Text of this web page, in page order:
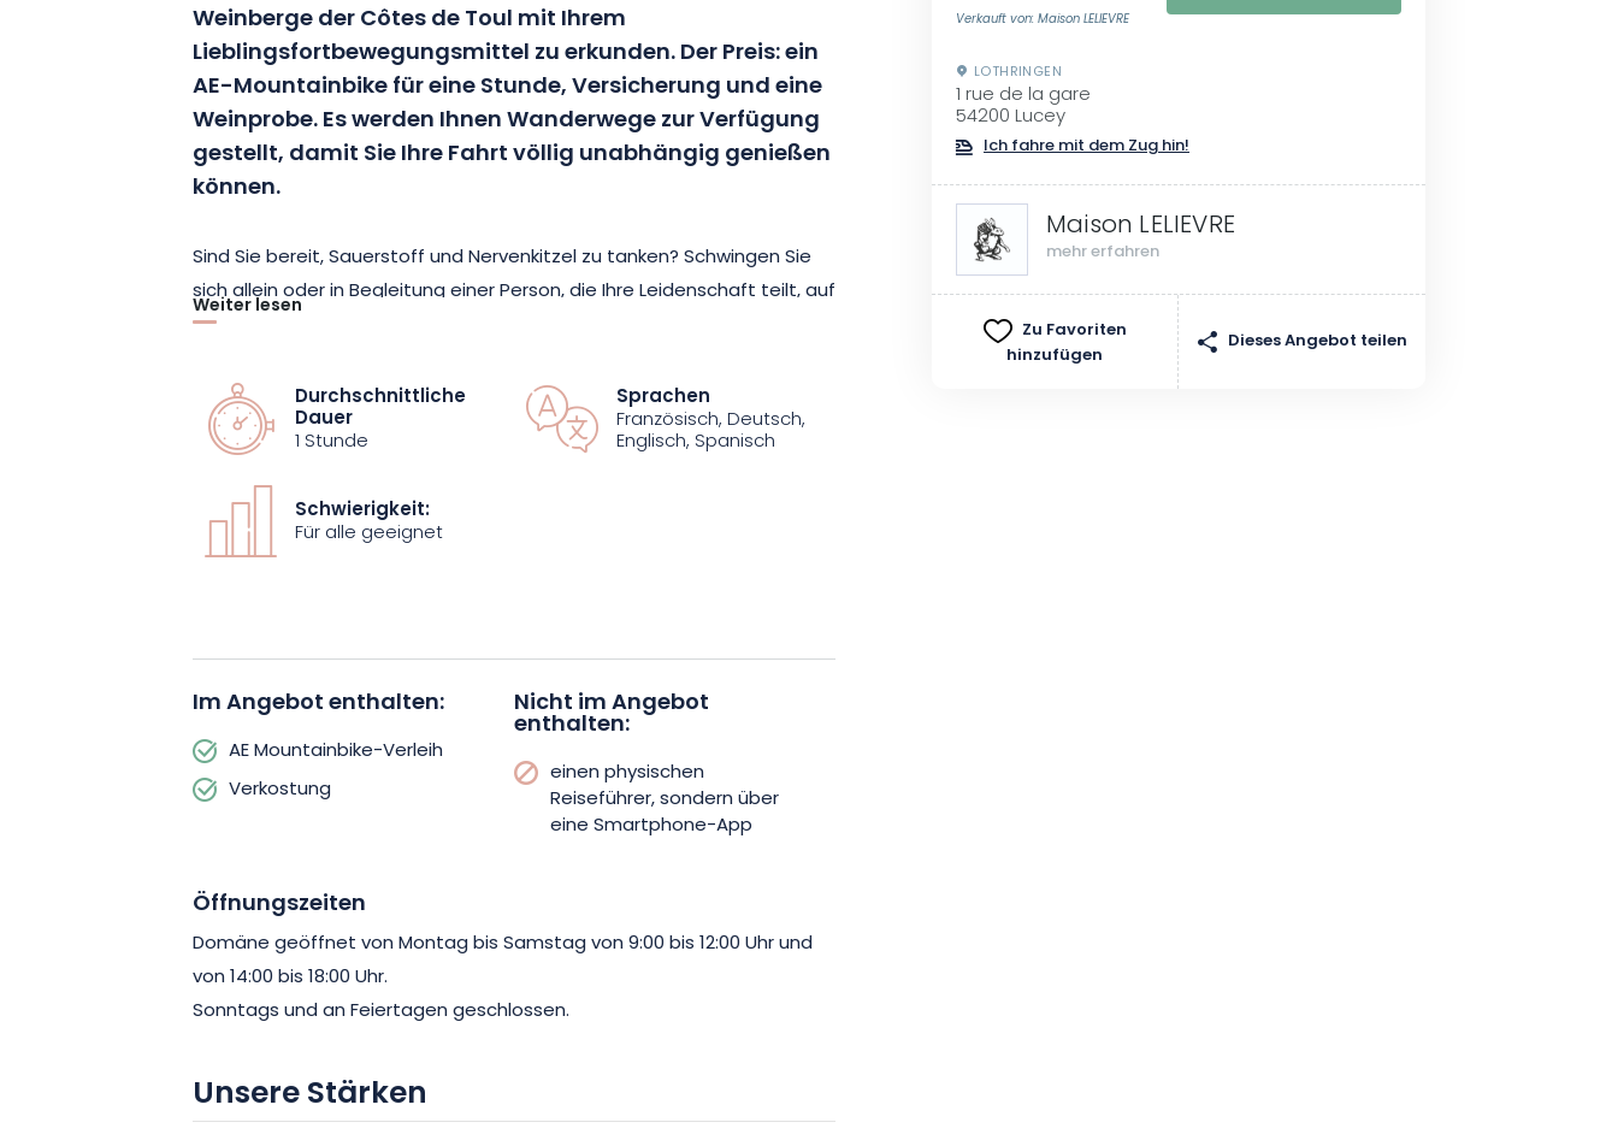
Weinberge der Côtes de Toul mit Ihrem
Lieblingsfortbewegungsmittel zu erkunden. Der Preis: ein
AE-Mountainbike für eine Stunde, Versicherung und eine
Weinprobe. Es werden Ihnen Wanderwege zur Verfügung
gestellt, damit Sie Ihre Fahrt völlig unabhängig genießen
können.
Sind Sie bereit, Sauerstoff und Nervenkitzel zu tanken? Schwingen Sie
sich allein oder in Begleitung einer Person, die Ihre Leidenschaft teilt, auf
ein wunderschönes Mountainbike von Moustache Bike - das in
Landschaften. Höhenunterschiede, befahrbare Wege und
anspruchsvollere Pfade für die Sportlichsten. So präsentieren sich die
Weinberge des Familienweinguts Lelièvre. Und das alles auf einer Fläche
von über 20 km²!
Dazu muss man wissen, dass das Dorf Lucey zu den 8 Dörfern der AOC
Toul, Bruley und Bulligny. So haben Sie das Vergnügen, Cuvées zu
verkosten, die aus verschiedenen Terroirs stammen. Die Cuvées
stammen aus einem Haus, das auf Bio umgestellt hat, ohne dabei sein
Familienwissen zu vergessen.
Weiter lesen
Durchschnittliche
Dauer
1 Stunde
Sprachen
Französisch, Deutsch,
Englisch, Spanisch
Schwierigkeit:
Für alle geeignet
Im Angebot enthalten:
AE Mountainbike-Verleih
Verkostung
Nicht im Angebot
enthalten:
einen physischen
Reiseführer, sondern über
eine Smartphone-App
Öffnungszeiten
Domäne geöffnet von Montag bis Samstag von 9:00 bis 12:00 Uhr und
von 14:00 bis 18:00 Uhr.
Sonntags und an Feiertagen geschlossen.
Unsere Stärken
Verkauft von: Maison LELIEVRE
LOTHRINGEN
1 rue de la gare
54200 Lucey
Ich fahre mit dem Zug hin!
Maison LELIEVRE
mehr erfahren
Zu Favoriten
hinzufügen
Dieses Angebot teilen